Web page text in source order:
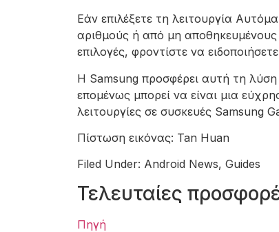
Εάν επιλέξετε τη λειτουργία
αριθμούς ή από μη αποθηκευμένους
επιλογές, φροντίστε να
Η Samsung προσφέρει αυτή τη
επομένως μπορεί να είναι μια
λειτουργίες σε συσκευές Samsung
Πίστωση εικόνας: Tan Huan
Filed Under: Android News, Guides
Τελευταίες
Πηγή